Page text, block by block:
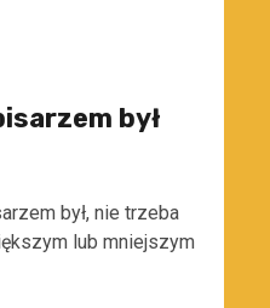
był
był, nie trzeba
lub mniejszym